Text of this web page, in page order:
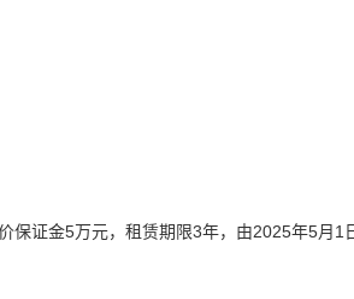
证金5万元，租赁期限3年，由2025年5月